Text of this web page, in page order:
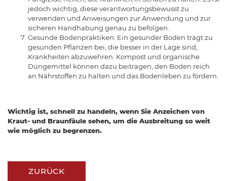
jedoch wichtig, diese verantwortungsbewusst zu
verwenden und Anweisungen zur Anwendung und zur
sicheren Handhabung genau zu befolgen.
Gesunde Bodenpraktiken: Ein gesunder Boden trägt zu
gesunden Pflanzen bei, die besser in der Lage sind,
Krankheiten abzuwehren. Kompost und organische
Düngemittel können dazu beitragen, den Boden reich
an Nährstoffen zu halten und das Bodenleben zu fördern.
Wichtig ist, schnell zu handeln, wenn Sie Anzeichen von
Kraut- und Braunfäule sehen, um die Ausbreitung so weit
wie möglich zu begrenzen.
ZURÜCK